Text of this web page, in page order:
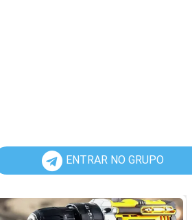
ENTRAR NO GRUPO